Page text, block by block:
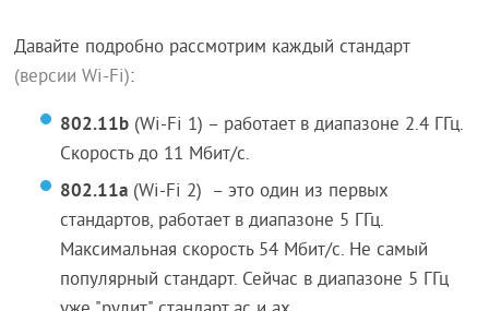
Давайте подробно рассмотрим каждый стандарт
(версии Wi-Fi):
802.11b (Wi-Fi 1) – работает в диапазоне 2.4 ГГц.
Скорость до 11 Мбит/с.
802.11a (Wi-Fi 2) – это один из первых
стандартов, работает в диапазоне 5 ГГц.
Максимальная скорость 54 Мбит/c. Не самый
популярный стандарт. Сейчас в диапазоне 5 ГГц